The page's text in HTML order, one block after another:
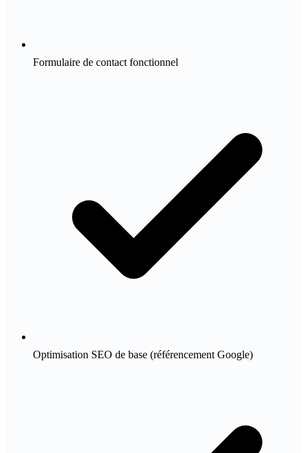
Formulaire de contact fonctionnel
Optimisation SEO de base (référencement Google)